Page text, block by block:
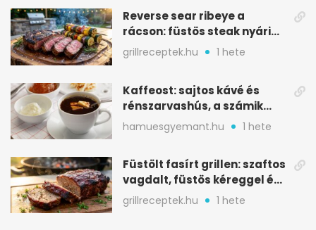
Reverse sear ribeye a
rácson: füstös steak nyári
tökkebabbal
grillreceptek.hu 1 hete
Kaffeost: sajtos kávé és
rénszarvashús, a számik
melegítő itala
hamuesgyemant.hu 1 hete
Füstölt fasírt grillen: szaftos
vagdalt, füstös kéreggel és
BBQ mázzal
grillreceptek.hu 1 hete